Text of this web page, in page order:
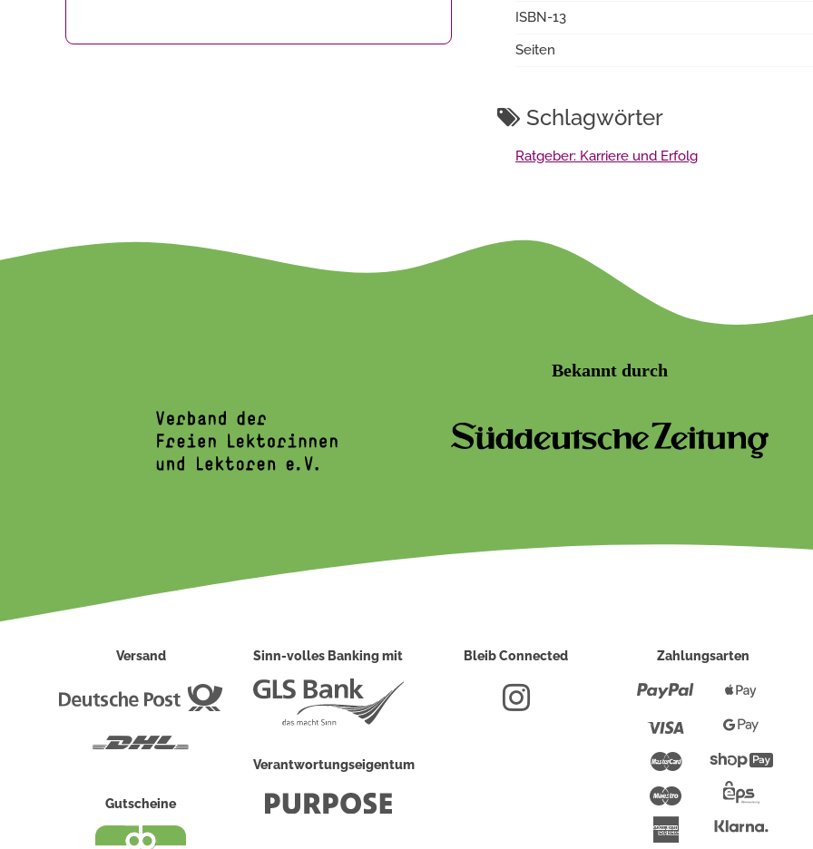
ISBN-13
Seiten
Schlagwörter
Ratgeber: Karriere und Erfolg
Bekannt durch
Versand
Deutsche
Gutscheine
Sinn-volles Banking mit
Verantwortungseigentum
Bleib Connected Zahlungsarten
Paypal
Mastercard
Maestro
American
Pay
Pay